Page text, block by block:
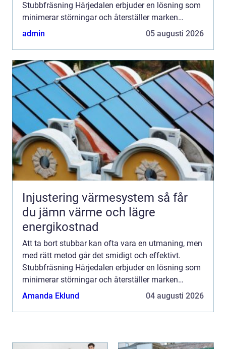
Stubbfräsning Härjedalen erbjuder en lösning som
minimerar störningar och återställer marken
snabbt. Här f...
admin 05 augusti 2026
Injustering värmesystem så får
du jämn värme och lägre
energikostnad
Att ta bort stubbar kan ofta vara en utmaning, men
med rätt metod går det smidigt och effektivt.
Stubbfräsning Härjedalen erbjuder en lösning som
minimerar störningar och återställer marken
snabbt. Här f...
Amanda Eklund 04 augusti 2026